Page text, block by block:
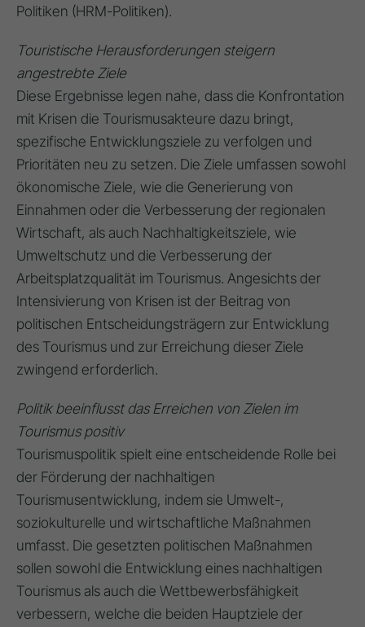
Politiken (HRM-Politiken).
Touristische Herausforderungen steigern
angestrebte Ziele
Diese Ergebnisse legen nahe, dass die Konfrontation
mit Krisen die Tourismusakteure dazu bringt,
spezifische Entwicklungsziele zu verfolgen und
Prioritäten neu zu setzen. Die Ziele umfassen sowohl
ökonomische Ziele, wie die Generierung von
Einnahmen oder die Verbesserung der regionalen
Wirtschaft, als auch Nachhaltigkeitsziele, wie
Umweltschutz und die Verbesserung der
Arbeitsplatzqualität im Tourismus. Angesichts der
Intensivierung von Krisen ist der Beitrag von
politischen Entscheidungsträgern zur Entwicklung
des Tourismus und zur Erreichung dieser Ziele
zwingend erforderlich.
Politik beeinflusst das Erreichen von Zielen im
Tourismus positiv
Tourismuspolitik spielt eine entscheidende Rolle bei
der Förderung der nachhaltigen
Tourismusentwicklung, indem sie Umwelt-,
soziokulturelle und wirtschaftliche Maßnahmen
umfasst. Die gesetzten politischen Maßnahmen
sollen sowohl die Entwicklung eines nachhaltigen
Tourismus als auch die Wettbewerbsfähigkeit
verbessern, welche die beiden Hauptziele der